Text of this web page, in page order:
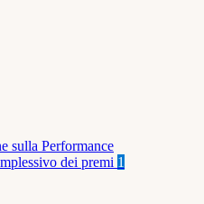
sulla Performance
dei premi 1